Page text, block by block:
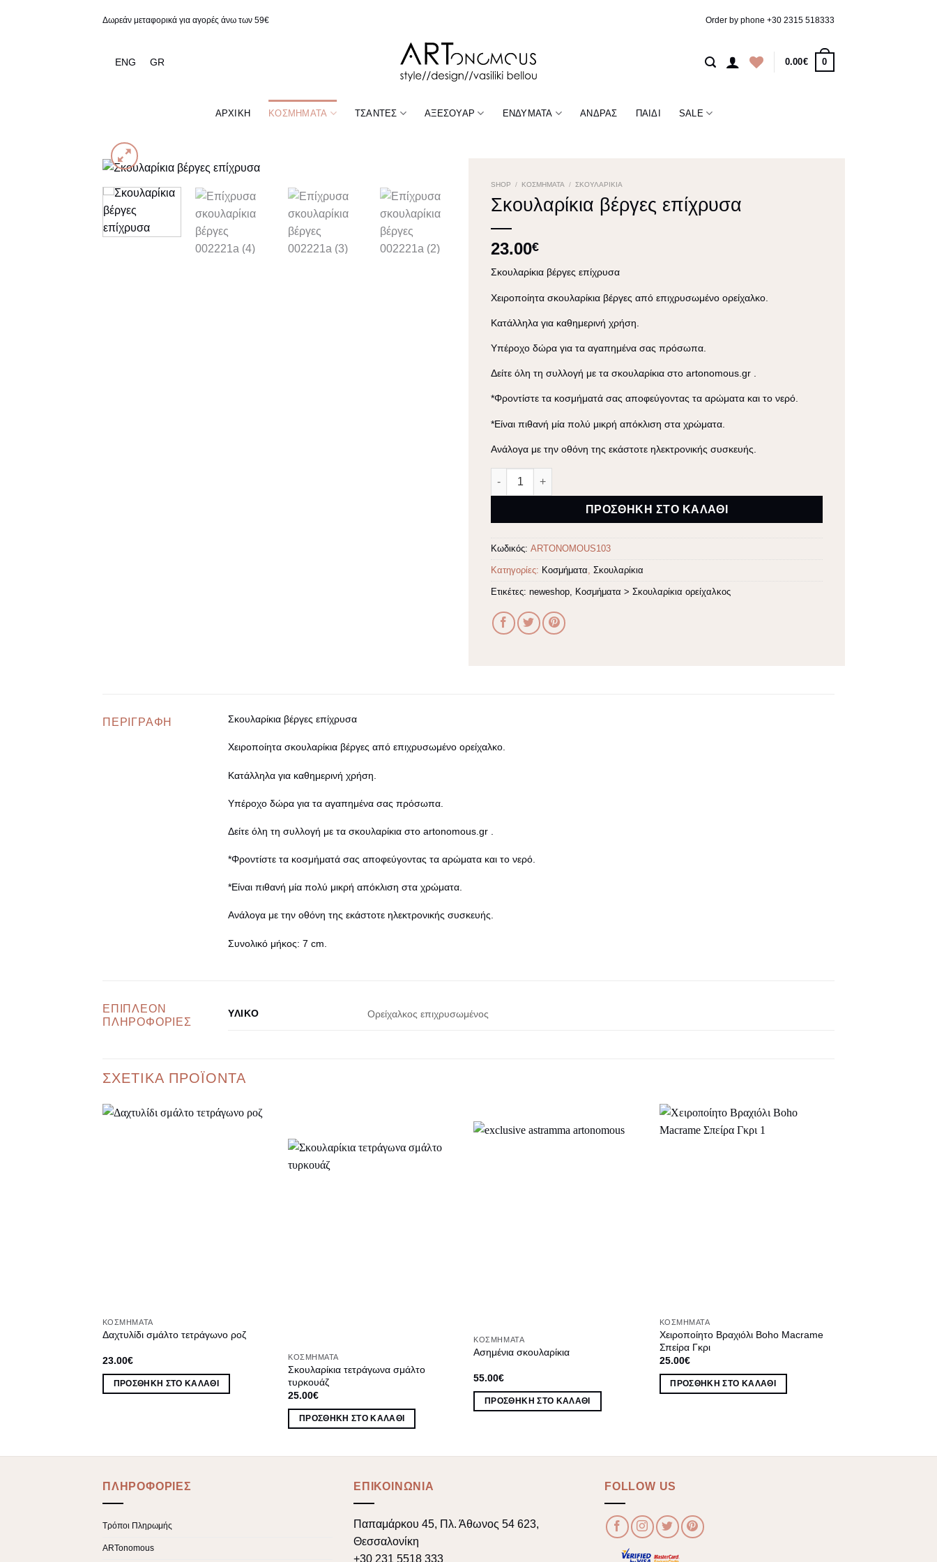
Δωρεάν μεταφορικά για αγορές άνω των 59€ Order by phone +30 2315 518333
ENG GR 0.00€ 0
ΑΡΧΙΚΉ ΚΟΣΜΉΜΑΤΑ ΤΣΆΝΤΕΣ ΑΞΕΣΟΥΆΡ ΕΝΔΎΜΑΤΑ ΆΝΔΡΑΣ ΠΑΙΔΊ SALE
SHOP / ΚΟΣΜΉΜΑΤΑ / ΣΚΟΥΛΑΡΊΚΙΑ
Σκουλαρίκια βέργες επίχρυσα
23.00€
Σκουλαρίκια βέργες επίχρυσα
Χειροποίητα σκουλαρίκια βέργες από επιχρυσωμένο ορείχαλκο.
Κατάλληλα για καθημερινή χρήση.
Υπέροχο δώρα για τα αγαπημένα σας πρόσωπα.
Δείτε όλη τη συλλογή με τασκουλαρίκια στοartonomous.gr
*Φροντίστε τα κοσμήματά σας αποφεύγοντας τα αρώματα και το νερό.
*Είναι πιθανή μία πολύ μικρή απόκλιση στα χρώματα.
Ανάλογα με την οθόνη της εκάστοτε ηλεκτρονικής συσκευής.
Σκουλαρίκια βέργες επίχρυσα ποσότητα
ΠΡΟΣΘΉΚΗ ΣΤΟ ΚΑΛΆΘΙ
Alternative:
Κωδικός:ARTONOMOUS103
Κατηγορίες: Κοσμήματα ,Σκουλαρίκια
Ετικέτες:neweshop Κοσμήματα > Σκουλαρίκια ορείχαλκος
ΠΕΡΙΓΡΑΦΉ Σκουλαρίκια βέργες επίχρυσα
Χειροποίητα σκουλαρίκια βέργες από επιχρυσωμένο ορείχαλκο.
Κατάλληλα για καθημερινή χρήση.
Υπέροχο δώρα για τα αγαπημένα σας πρόσωπα.
Δείτε όλη τη συλλογή με τα σκουλαρίκια στο artonomous.gr
*Φροντίστε τα κοσμήματά σας αποφεύγοντας τα αρώματα και το νερό.
*Είναι πιθανή μία πολύ μικρή απόκλιση στα χρώματα.
Ανάλογα με την οθόνη της εκάστοτε ηλεκτρονικής συσκευής.
Συνολικό μήκος: 7 cm.
ΕΠΙΠΛΈΟΝ
ΠΛΗΡΟΦΟΡΊΕΣ
ΥΛΙΚΌ Ορείχαλκος επιχρυσωμένος
ΣΧΕΤΙΚΆ ΠΡΟΪΌΝΤΑ
ΚΟΣΜΉΜΑΤΑ
Δαχτυλίδι σμάλτο τετράγωνο ροζ
23.00€
ΠΡΟΣΘΉΚΗ ΣΤΟ ΚΑΛΆΘΙ
ΚΟΣΜΉΜΑΤΑ
Σκουλαρίκια τετράγωνα σμάλτο
τυρκουάζ
25.00€
ΠΡΟΣΘΉΚΗ ΣΤΟ ΚΑΛΆΘΙ
ΚΟΣΜΉΜΑΤΑ
Ασημένια σκουλαρίκια
55.00€
ΠΡΟΣΘΉΚΗ ΣΤΟ ΚΑΛΆΘΙ
ΚΟΣΜΉΜΑΤΑ
Χειροποίητο Βραχιόλι Boho Macrame
Σπείρα Γκρι
25.00€
ΠΡΟΣΘΉΚΗ ΣΤΟ ΚΑΛΆΘΙ
ΠΛΗΡΟΦΟΡΙΕΣ
Τρόποι Πληρωμής
ARTonomous
ΕΠΙΚΟΙΝΩΝΙΑ
Παπαμάρκου 45, Πλ. Άθωνος 54 623,
Θεσσαλονίκη
+30 231 5518 333
FOLLOW US